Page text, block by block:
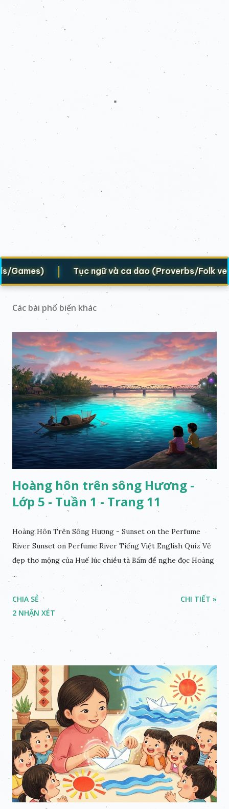
| Tục ngữ và ca dao (Proverbs/Folk verses) |
Các bài phổ biến khác
Hoàng hôn trên sông Hương -
Lớp 5 - Tuần 1 - Trang 11
Hoàng Hôn Trên Sông Hương - Sunset on the Perfume
River Sunset on Perfume River Tiếng Việt English Quiz Vẻ
đẹp thơ mộng của Huế lúc chiều tà Bấm để nghe đọc Hoàng
...
CHIA SẺ
2 NHẬN XÉT
CHI TIẾT »